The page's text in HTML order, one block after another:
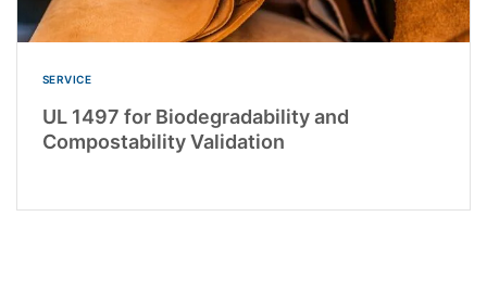
SERVICE
UL 1497 for Biodegradability and
Compostability Validation